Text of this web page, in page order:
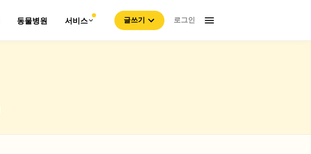
동물병원 서비스 글쓰기 로그인